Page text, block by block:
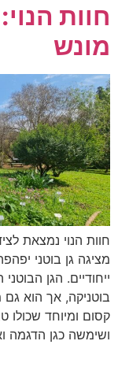
חוות
מונש
חוות הנוי נמצאת
מציגה גן בוטני
ייחודיים. הגן
בוטניקה, אך הוא גם
ושימשה כגן הדגמה